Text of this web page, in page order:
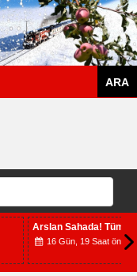
Arslan Sahada! Tüm
16 Gün, 19 Saat önce